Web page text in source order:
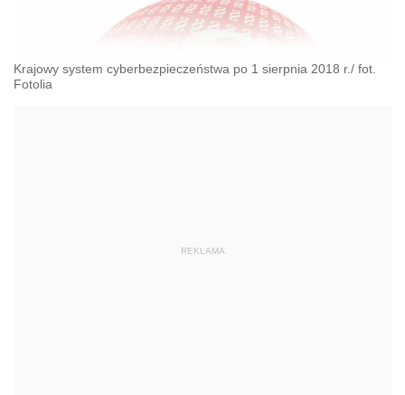
Krajowy system cyberbezpieczeństwa po 1 sierpnia 2018 r./ fot.
Fotolia